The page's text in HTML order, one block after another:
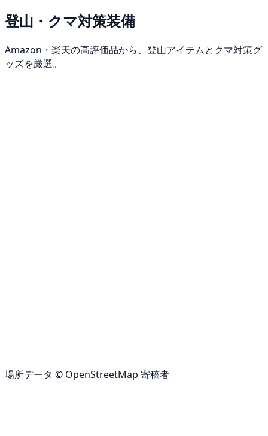
登山・クマ対策装備
Amazon・楽天の高評価品から、登山アイテムとクマ対策グ
ッズを厳選。
場所データ © OpenStreetMap 寄稿者